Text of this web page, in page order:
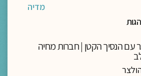
מדיה
הנסיך הקטן | חברות מחיה